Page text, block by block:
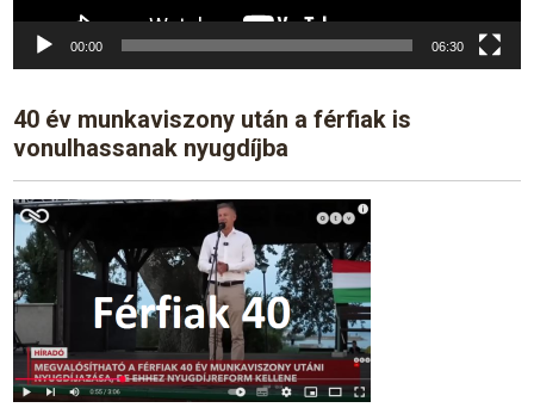
00:00 06:30
40 év munkaviszony után a férfiak is
vonulhassanak nyugdíjba